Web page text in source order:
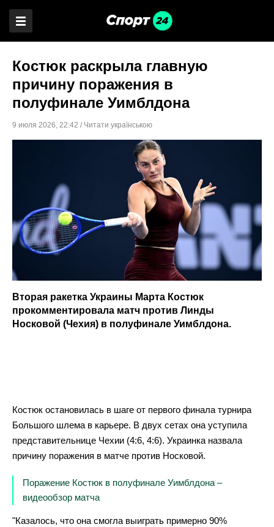
Костюк раскрыла главную
причину поражения в
полуфинале Уимблдона
9 июля 2026, 22:42 / Читати українською
Вторая ракетка Украины Марта Костюк
прокомментировала матч против Линды
Носковой (Чехия) в полуфинале Уимблдона.
Костюк остановилась в шаге от первого финала турнира
Большого шлема в карьере. В двух сетах она уступила
представительнице Чехии (4:6, 4:6). Украинка назвала
причину поражения в матче против Носковой.
Поражение Костюк в полуфинале Уимблдона –
видеообзор матча
"Казалось, что она смогла выиграть примерно 90%